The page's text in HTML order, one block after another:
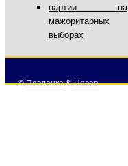
партии на
мажоритарных
выборах
©Павленко&Носов